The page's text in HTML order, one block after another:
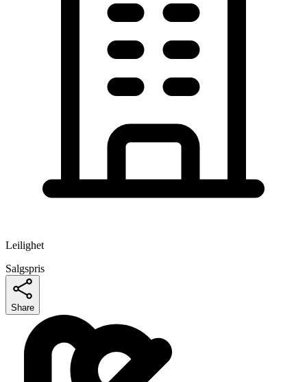
Leilighet
Salgspris
Share